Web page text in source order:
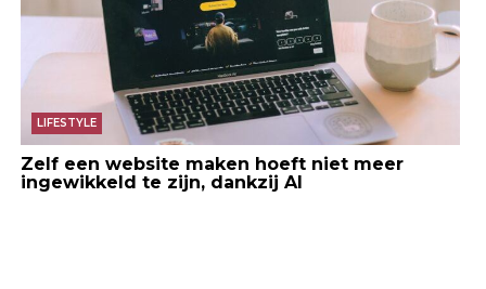
LIFESTYLE
Zelf een website maken hoeft niet meer
ingewikkeld te zijn, dankzij AI